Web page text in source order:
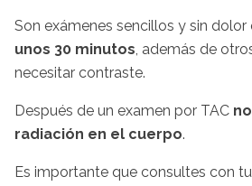
Son exámenes sencillos y sin dolor
unos 30 minutos, además de
necesitar contraste.
Después de un examen por TAC
radiación en el cuerpo.
Es importante que consultes con